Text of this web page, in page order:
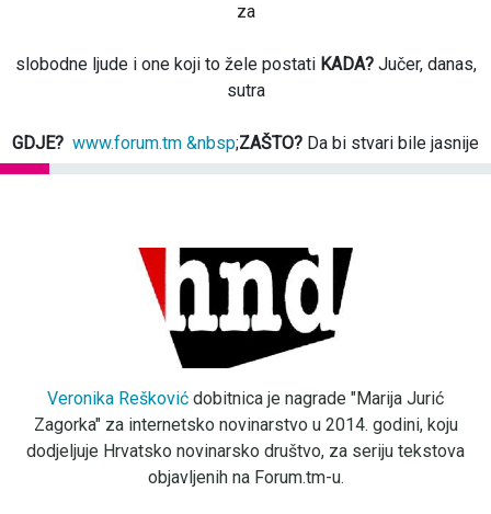
za
slobodne ljude i one koji to žele postati KADA?Jučer, danas,
sutra
GDJE? www.forum.tm &nbsp;ZAŠTO? Da bi stvari bile jasnije
Veronika Rešković dobitnica je nagrade "Marija Jurić
Zagorka" za internetsko novinarstvo u 2014. godini, koju
dodjeljuje Hrvatsko novinarsko društvo, za seriju tekstova
objavljenih na Forum.tm-u.